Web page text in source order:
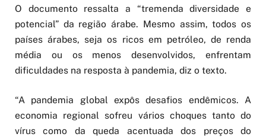
O documento ressalta a “tremenda diversidade e
potencial” da região árabe. Mesmo assim, todos os
países árabes, seja os ricos em petróleo, de renda
média ou os menos desenvolvidos, enfrentam
dificuldades na resposta à pandemia, diz o texto.
“A pandemia global expôs desafios endêmicos. A
economia regional sofreu vários choques tanto do
vírus como da queda acentuada dos preços do